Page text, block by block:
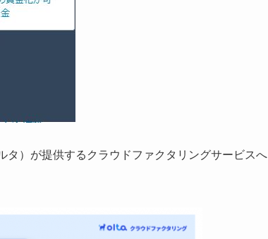
タ）が提供するクラウドファクタリングサービスへ